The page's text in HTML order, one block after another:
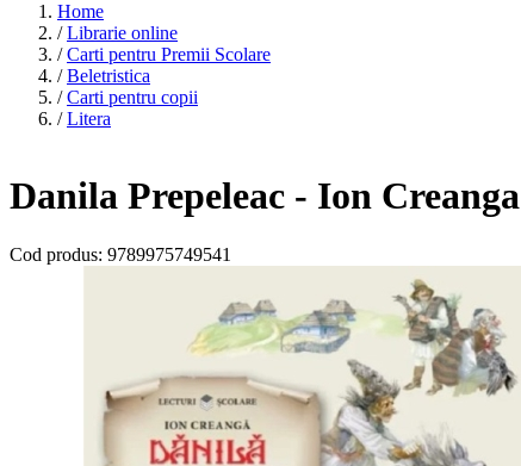
Home
/ Librarie online
/ Carti pentru Premii Scolare
/ Beletristica
/ Carti pentru copii
/ Litera
Danila Prepeleac - Ion Creanga
Cod produs: 9789975749541